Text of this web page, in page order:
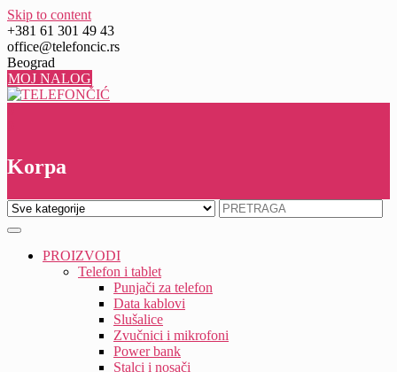
Skip to content
+381 61 301 49 43
office@telefoncic.rs
Beograd
MOJ NALOG
Korpa
PROIZVODI
Telefon i tablet
Punjači za telefon
Data kablovi
Slušalice
Zvučnici i mikrofoni
Power bank
Stalci i nosači